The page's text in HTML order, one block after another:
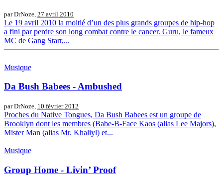
par DrNoze, 27 avril 2010
Le 19 avril 2010 la moitié d’un des plus grands groupes de hip-hop
a fini par perdre son long combat contre le cancer. Guru, le fameux
MC de Gang Starr,...
Musique
Da Bush Babees - Ambushed
par DrNoze, 10 février 2012
Proches du Native Tongues, Da Bush Babees est un groupe de
Brooklyn dont les membres (Babe-B-Face Kaos (alias Lee Majors),
Mister Man (alias Mr. Khaliyl) et...
Musique
Group Home - Livin’ Proof